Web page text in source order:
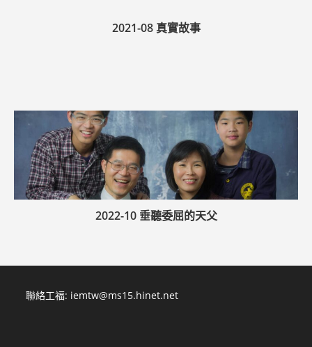
2021-08 真實故事
2022-10 垂聽委屈的天父
聯絡工福: iemtw@ms15.hinet.net